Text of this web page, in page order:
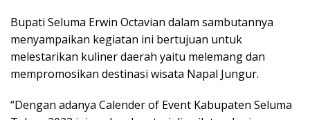
Bupati Seluma Erwin Octavian dalam sambutannya
menyampaikan kegiatan ini bertujuan untuk
melestarikan kuliner daerah yaitu melemang dan
mempromosikan destinasi wisata Napal Jungur.
“Dengan adanya Calender of Event Kabupaten Seluma